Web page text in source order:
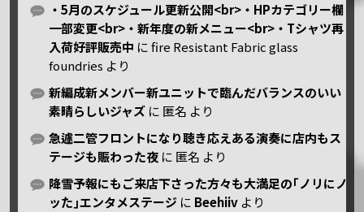
・5月のスケジュール更新公開<br>・HPカテゴリー欄
一部変更<br>・新年度の新メニュー<br>・Tシャツ再
入荷好評販売中 にfire Resistant Fabric glass
foundries より
新編成新メンバー新ユニットで臨んだバランスのいい
素晴らしいジャズ に 匿名 より
急遽二管フロントになり聴き応えある演奏に店内もス
テージも賑わった夜 に 匿名 より
降雪予報にもご来店下さった方々も大満足の｢ノリにノ
ッた｣エンタメステージ に Beehiiv より